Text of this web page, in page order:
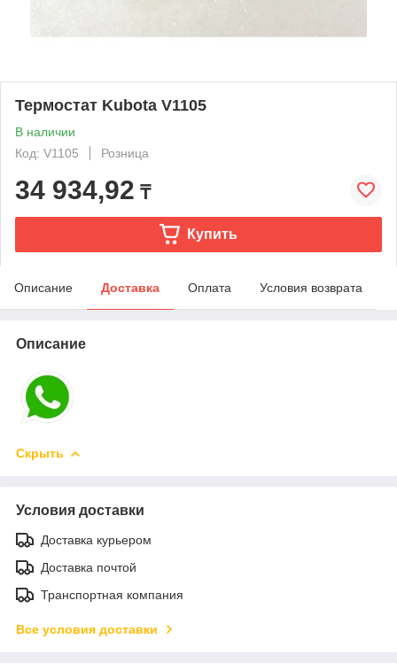
Термостат Kubota V1105
В наличии
Код: V1105
Розница
34 934,92 ₸
Купить
Описание Доставка Оплата Условия возврата
Описание
Скрыть
Условия доставки
Доставка курьером
Доставка почтой
Транспортная компания
Все условия доставки